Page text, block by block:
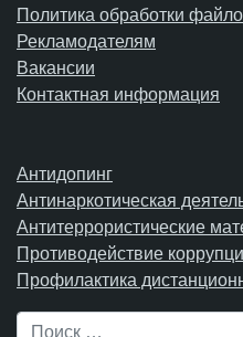
Политика обработки
Рекламодателям
Вакансии
Контактная информация
Антидопинг
Антинаркотическая
Антитеррористические
Противодействие
Профилактика
Поиск